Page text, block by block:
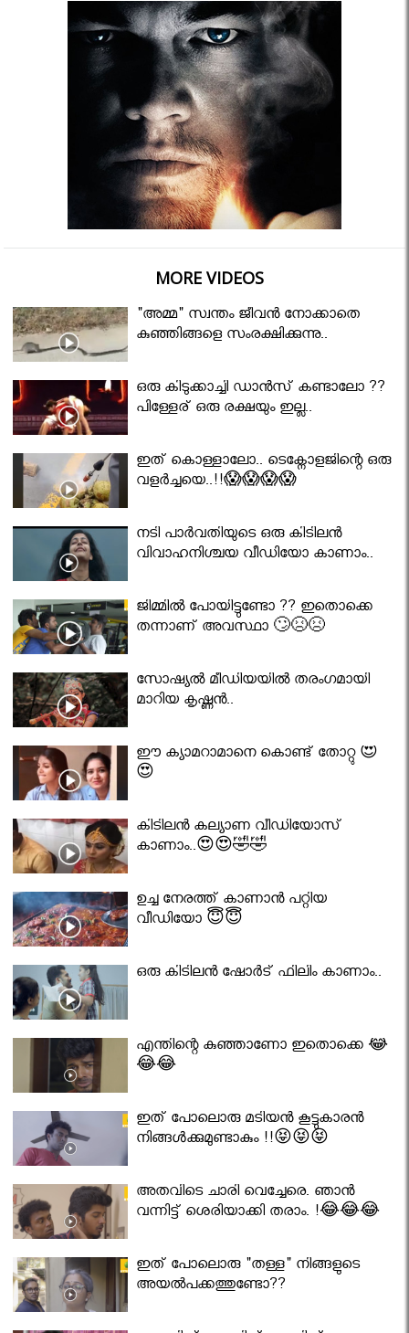
MORE VIDEOS
"അമ്മ" സ്വന്തം ജീവൻ നോക്കാതെ
കുഞ്ഞിങ്ങളെ സംരക്ഷിക്കുന്നു..
ഒരു കിടുക്കാച്ചി ഡാൻസ് കണ്ടാലോ ??
പിള്ളേര് ഒരു രക്ഷയും ഇല്ല..
ഇത് കൊള്ളാലോ.. ടെക്നോളജിന്റെ ഒരു
വളർച്ചയെ..!!😱😱😱😱
നടി പാർവതിയുടെ ഒരു കിടിലൻ
വിവാഹനിശ്ചയ വീഡിയോ കാണാം..
ജിമ്മിൽ പോയിട്ടുണ്ടോ ?? ഇതൊക്കെ
തന്നാണ് അവസ്ഥാ 🙄😣😣
സോഷ്യൽ മീഡിയയിൽ തരംഗമായി
മാറിയ കൃഷ്ണൻ..
ഈ ക്യാമറാമാനെ കൊണ്ട് തോറ്റു 😍
😍
കിടിലൻ കല്യാണ വീഡിയോസ്
കാണാം..😍😍🤣🤣
ഉച്ച നേരത്ത് കാണാൻ പറ്റിയ
വീഡിയോ 😇😇
ഒരു കിടിലൻ ഷോർട് ഫിലിം കാണാം..
എന്തിന്റെ കുഞ്ഞാണോ ഇതൊക്കെ 😂
😂😂
ഇത് പോലൊരു മടിയൻ കൂട്ടുകാരൻ
നിങ്ങൾക്കുമുണ്ടാകും !!😝😝😝
അതവിടെ ചാരി വെച്ചേരെ. ഞാൻ
വന്നിട്ട് ശെരിയാക്കി തരാം. !😂😂😂
ഇത് പോലൊരു "തള്ള" നിങ്ങളുടെ
അയല്‍പക്കത്തുണ്ടോ??